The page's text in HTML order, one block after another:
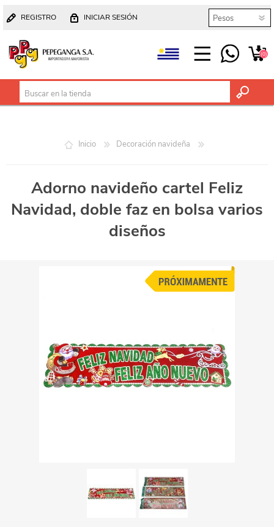
REGISTRO INICIAR SESIÓN
(0)
Inicio Decoración navideña
Adorno navideño cartel Feliz
Navidad, doble faz en bolsa varios
diseños